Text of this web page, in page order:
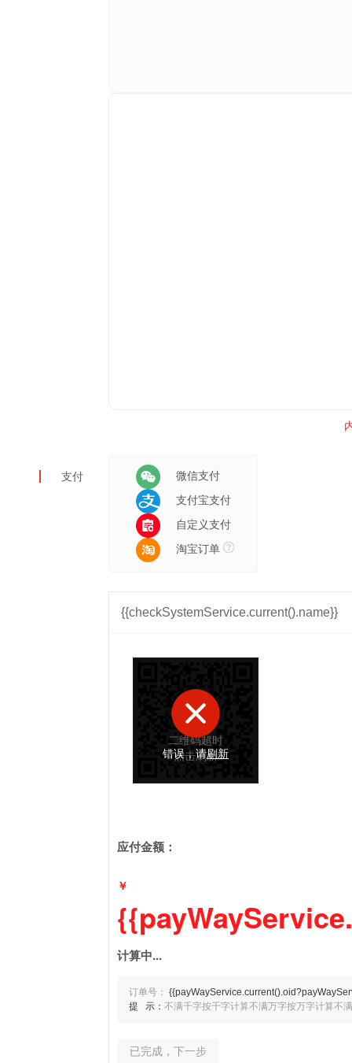
支付
微信支付
支付宝支付
自定义支付
淘宝订单
{{checkSystemService.current().name}}
支付成功
二维码超时
点击刷新
错误，请刷新
应付金额：
￥
计算中...
订单号：
提 示： 不满千字按千字计算不满万字按万字计算不
已完成，下一步